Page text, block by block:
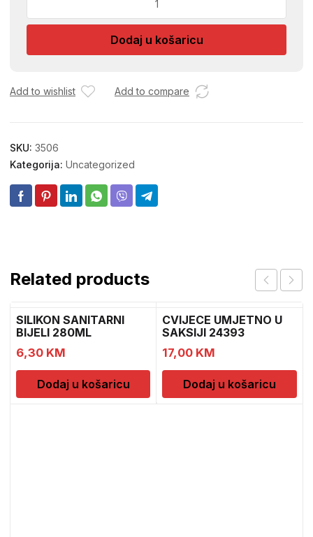
CIPELE
Dodaj u košaricu
Add to wishlist Add to compare
SKU: 3506
Kategorija: Uncategorized
Related products
SILIKON SANITARNI
BIJELI 280ML
6,30 KM
Dodaj u košaricu
CVIJECE UMJETNO U
SAKSIJI 24393
CH52439
17,00 KM
Dodaj u košaricu